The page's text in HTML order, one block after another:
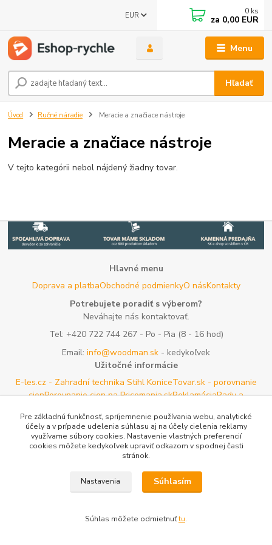
Menu
EUR
Hľadať
0 ks
za 0,00 EUR
Úvod Ručné náradie Meracie a značiace nástroje
Meracie a značiace nástroje
V tejto kategórii nebol nájdený žiadny tovar.
Hlavné menu
Doprava a platbaObchodné podmienkyO násKontakty
Potrebujete poradiť s výberom?
Neváhajte nás kontaktovať.
Tel: +420 722 744 267- Po - Pia (8 - 16 hod)
Email: info@woodman.sk - kedykoľvek
Užitočné informácie
E-les.cz - Zahradní technika Stihl KoniceTovar.sk - porovnanie
cienPorovnanie cien na Pricemania.skReklamáciaRady a
Vytvorené na Eshop-rychlo.sk
Pre základnú funkčnosť, spríjemnenie používania webu, analytické
účely a v prípade udelenia súhlasu aj na účely cielenia reklamy
využívame súbory cookies. Nastavenie vlastných preferencií
cookies môžete kedykoľvek upraviť odkazom v spodnej časti
stránok.
Nastavenia Súhlasím
Súhlas môžete odmietnuťtu.